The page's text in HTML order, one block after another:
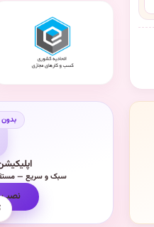
سبک و سریع —
نصب